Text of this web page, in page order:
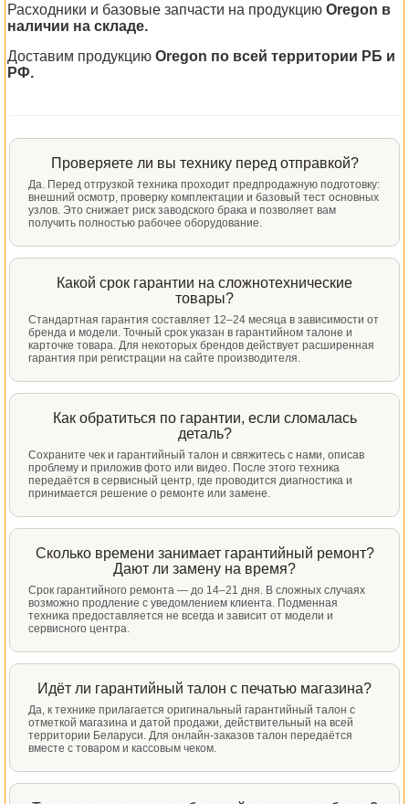
Расходники и базовые запчасти на продукцию Oregon в
наличии на складе.
Доставим продукцию Oregon по всей территории РБ и
РФ.
Проверяете ли вы технику перед отправкой?
Да. Перед отгрузкой техника проходит предпродажную подготовку:
внешний осмотр, проверку комплектации и базовый тест основных
узлов. Это снижает риск заводского брака и позволяет вам
получить полностью рабочее оборудование.
Какой срок гарантии на сложнотехнические
товары?
Стандартная гарантия составляет 12–24 месяца в зависимости от
бренда и модели. Точный срок указан в гарантийном талоне и
карточке товара. Для некоторых брендов действует расширенная
гарантия при регистрации на сайте производителя.
Как обратиться по гарантии, если сломалась
деталь?
Сохраните чек и гарантийный талон и свяжитесь с нами, описав
проблему и приложив фото или видео. После этого техника
передаётся в сервисный центр, где проводится диагностика и
принимается решение о ремонте или замене.
Сколько времени занимает гарантийный ремонт?
Дают ли замену на время?
Срок гарантийного ремонта — до 14–21 дня. В сложных случаях
возможно продление с уведомлением клиента. Подменная
техника предоставляется не всегда и зависит от модели и
сервисного центра.
Идёт ли гарантийный талон с печатью магазина?
Да, к технике прилагается оригинальный гарантийный талон с
отметкой магазина и датой продажи, действительный на всей
территории Беларуси. Для онлайн-заказов талон передаётся
вместе с товаром и кассовым чеком.